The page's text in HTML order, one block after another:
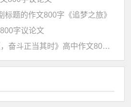
标题的作文800字《追梦之旅》
字议论文
《走出“躺平”误区，奋斗正当其时》高中作文800字